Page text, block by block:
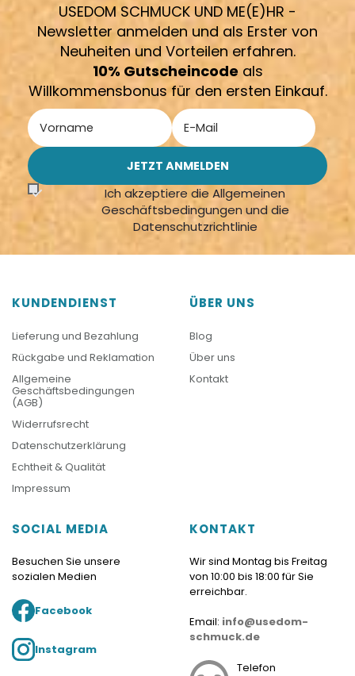
USEDOM SCHMUCK UND ME(E)HR -
Newsletter anmelden und als Erster von
Neuheiten und Vorteilen erfahren.
10% Gutscheincodeals
Willkommensbonus für den ersten Einkauf.
Ich akzeptiere die Allgemeinen
Geschäftsbedingungen und die
Datenschutzrichtlinie
KUNDENDIENST
Lieferung und Bezahlung
Rückgabe und Reklamation
Allgemeine
Geschäftsbedingungen
(AGB)
Widerrufsrecht
Datenschutzerklärung
Echtheit & Qualität
Impressum
ÜBER UNS
Blog
Über uns
Kontakt
SOCIAL MEDIA
Besuchen Sie unsere
sozialen Medien
Facebook
Instagram
KONTAKT
Wir sind Montag bis Freitag
von 10:00 bis 18:00 für Sie
erreichbar.
Email: info@usedom-
schmuck.de
Telefon